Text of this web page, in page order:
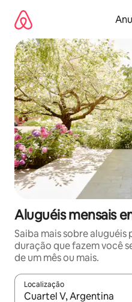
para
conteúdo
Aluguéis mensais
Saiba mais sobre
duração que fazem você
de um mês ou mais.
Localização
Quando os resultados